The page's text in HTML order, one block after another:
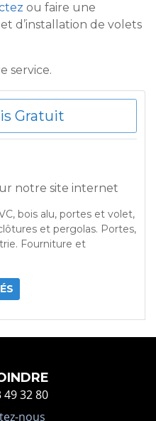
ou faire une
et d’installation de volets
service.
Gratuit
notre site internet
bois alu, portes et volet,
et pergolas. Portes,
Fourniture et
49 32 80
nous